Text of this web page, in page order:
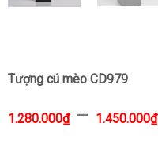
Tượng cú mèo CD979
1.280.000₫– 1.450.000₫